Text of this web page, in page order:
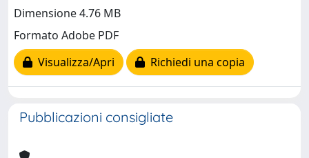
Dimensione 4.76 MB
Formato Adobe PDF
Visualizza/Apri
Richiedi una copia
Pubblicazioni consigliate